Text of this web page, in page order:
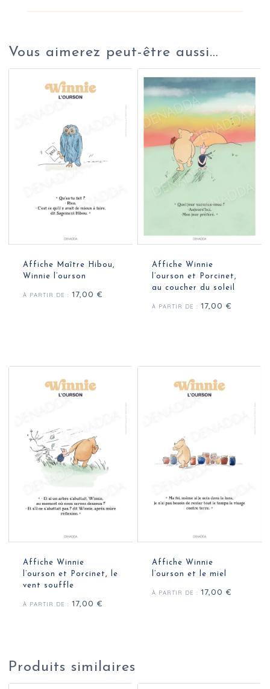
Vous aimerez peut-être aussi…
Affiche Maître Hibou,
Winnie l’ourson
À PARTIR DE : 17,00 €
Affiche Winnie
l’ourson et Porcinet,
au coucher du soleil
À PARTIR DE : 17,00 €
Affiche Winnie
l’ourson et Porcinet, le
vent souffle
À PARTIR DE : 17,00 €
Affiche Winnie
l’ourson et le miel
À PARTIR DE : 17,00 €
Produits similaires